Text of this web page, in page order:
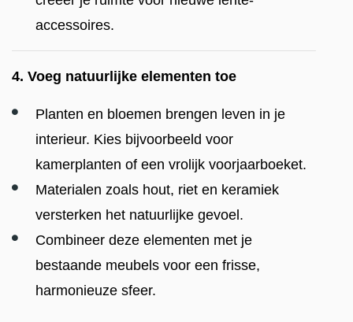
accessoires.
4. Voeg natuurlijke elementen toe
Planten en bloemen brengen leven in je
interieur. Kies bijvoorbeeld voor
kamerplanten of een vrolijk voorjaarboeket.
Materialen zoals hout, riet en keramiek
versterken het natuurlijke gevoel.
Combineer deze elementen met je
bestaande meubels voor een frisse,
harmonieuze sfeer.